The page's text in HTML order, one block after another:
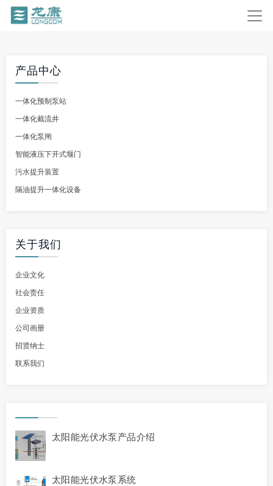
产品中心
一体化预制泵站
一体化截流井
一体化泵闸
智能液压下开式堰门
污水提升装置
隔油提升一体化设备
关于我们
企业文化
社会责任
企业资质
公司画册
招贤纳士
联系我们
太阳能光伏水泵产品介绍
太阳能光伏水泵系统